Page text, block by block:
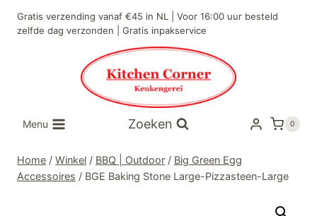
naar
Gratis verzending vanaf €45 in NL | Voor 16:00 uur besteld
zelfde dag verzonden | Gratis inpakservice
Menu Zoeken 0
Home / Winkel / BBQ | Outdoor / Big Green Egg
Accessoires / BGE Baking Stone Large-Pizzasteen-Large